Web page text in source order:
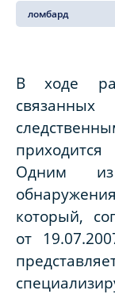
ломбард
В ходе
Одним
который,
от